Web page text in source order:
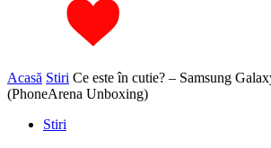
Acasă Stiri Ce este în cutie? – Samsung
(PhoneArena Unboxing)
Stiri